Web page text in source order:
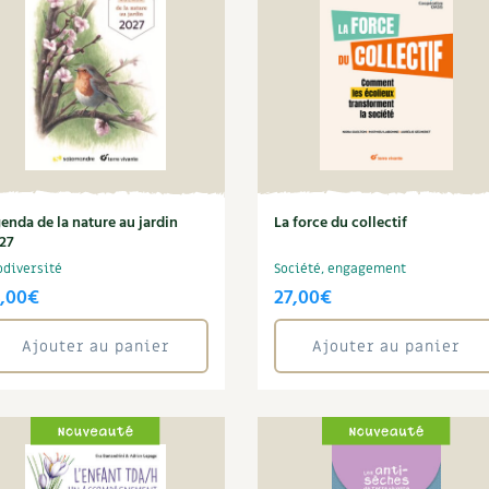
Société, engagement Feuilleter le
et gros oeuvre
écologiques
de l’eau
de la maison
Actions pour la planète
de la nature au jardin
€
Ajouter au panier
La force du collectif
Société, engagement
27,00€
Ajouter au panier